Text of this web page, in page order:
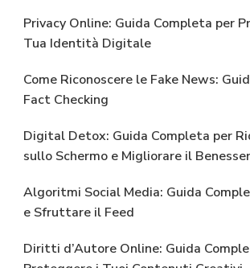
Privacy Online: Guida Completa per
Tua Identità Digitale
Come Riconoscere le Fake News:
Fact Checking
Digital Detox: Guida Completa per
sullo Schermo e Migliorare il
Algoritmi Social Media: Guida
e Sfruttare il Feed
Diritti d’Autore Online: Guida